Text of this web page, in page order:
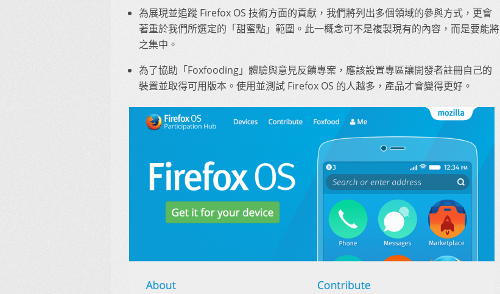
為展現並追蹤 Firefox OS 技術方面的貢獻，我們將列出多個領域的參與方式，更會
著重於我們所選定的「甜蜜點」範圍。此一概念可不是複製現有的內容，而是要能將
之集中。
為了協助「Foxfooding」體驗與意見反饋專案，應該設置專區讓開發者註冊自己的
裝置並取得可用版本。使用並測試 Firefox OS 的人越多，產品才會變得更好。